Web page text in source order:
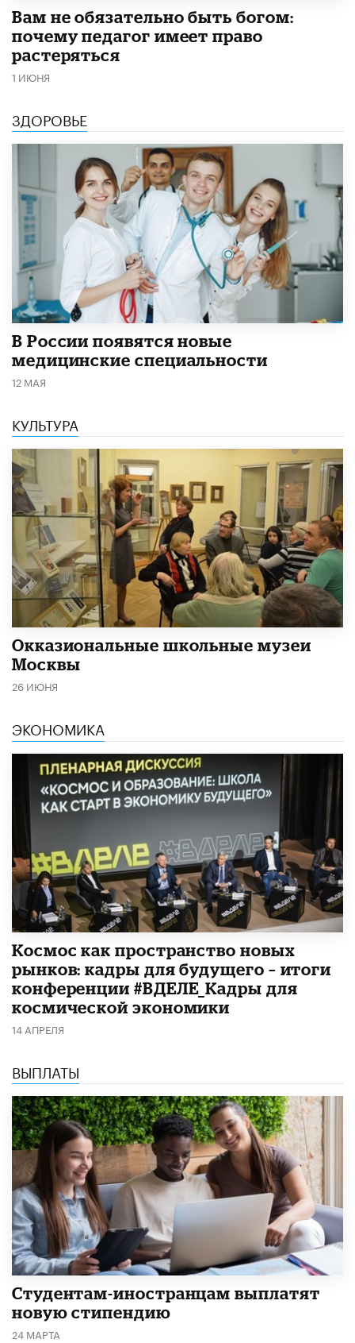
​Вам не обязательно быть богом:
почему педагог имеет право
растеряться
1 ИЮНЯ
ЗДОРОВЬЕ
В России появятся новые
медицинские специальности
12 МАЯ
КУЛЬТУРА
​Окказиональные школьные музеи
Москвы
26 ИЮНЯ
ЭКОНОМИКА
Космос как пространство новых
рынков: кадры для будущего – итоги
конференции #ВДЕЛЕ_Кадры для
космической экономики
14 АПРЕЛЯ
ВЫПЛАТЫ
Студентам-иностранцам выплатят
новую стипендию
24 МАРТА